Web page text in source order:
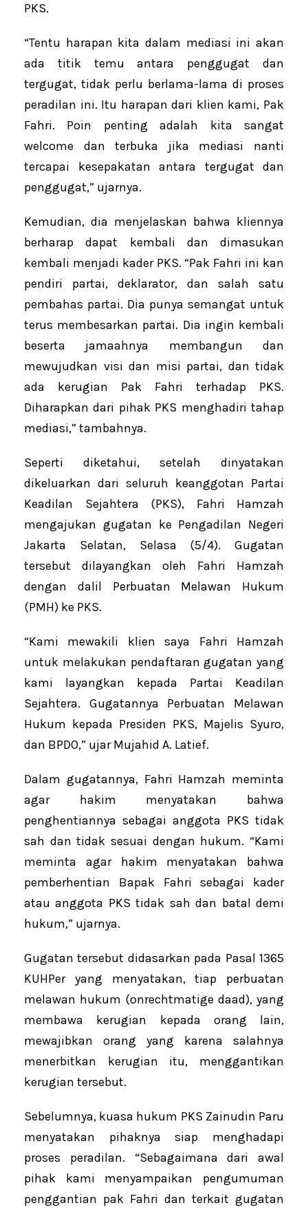
PKS.
“Tentu harapan kita dalam mediasi ini akan
ada titik temu antara penggugat dan
tergugat, tidak perlu berlama-lama di proses
peradilan ini. Itu harapan dari klien kami, Pak
Fahri. Poin penting adalah kita sangat
welcome dan terbuka jika mediasi nanti
tercapai kesepakatan antara tergugat dan
penggugat,” ujarnya.
Kemudian, dia menjelaskan bahwa kliennya
berharap dapat kembali dan dimasukan
kembali menjadi kader PKS. “Pak Fahri ini kan
pendiri partai, deklarator, dan salah satu
pembahas partai. Dia punya semangat untuk
terus membesarkan partai. Dia ingin kembali
beserta jamaahnya membangun dan
mewujudkan visi dan misi partai, dan tidak
ada kerugian Pak Fahri terhadap PKS.
Diharapkan dari pihak PKS menghadiri tahap
mediasi,” tambahnya.
Seperti diketahui, setelah dinyatakan
dikeluarkan dari seluruh keanggotan Partai
Keadilan Sejahtera (PKS), Fahri Hamzah
mengajukan gugatan ke Pengadilan Negeri
Jakarta Selatan, Selasa (5/4). Gugatan
tersebut dilayangkan oleh Fahri Hamzah
dengan dalil Perbuatan Melawan Hukum
(PMH) ke PKS.
“Kami mewakili klien saya Fahri Hamzah
untuk melakukan pendaftaran gugatan yang
kami layangkan kepada Partai Keadilan
Sejahtera. Gugatannya Perbuatan Melawan
Hukum kepada Presiden PKS, Majelis Syuro,
dan BPDO,” ujar Mujahid A. Latief.
Dalam gugatannya, Fahri Hamzah meminta
agar hakim menyatakan bahwa
penghentiannya sebagai anggota PKS tidak
sah dan tidak sesuai dengan hukum. “Kami
meminta agar hakim menyatakan bahwa
pemberhentian Bapak Fahri sebagai kader
atau anggota PKS tidak sah dan batal demi
hukum,” ujarnya.
Gugatan tersebut didasarkan pada Pasal 1365
KUHPer yang menyatakan, tiap perbuatan
melawan hukum (onrechtmatige daad), yang
membawa kerugian kepada orang lain,
mewajibkan orang yang karena salahnya
menerbitkan kerugian itu, menggantikan
kerugian tersebut.
Sebelumnya, kuasa hukum PKS Zainudin Paru
menyatakan pihaknya siap menghadapi
proses peradilan. “Sebagaimana dari awal
pihak kami menyampaikan pengumuman
penggantian pak Fahri dan terkait gugatan